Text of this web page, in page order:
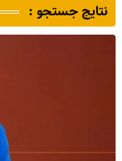
نتایج جستجو :